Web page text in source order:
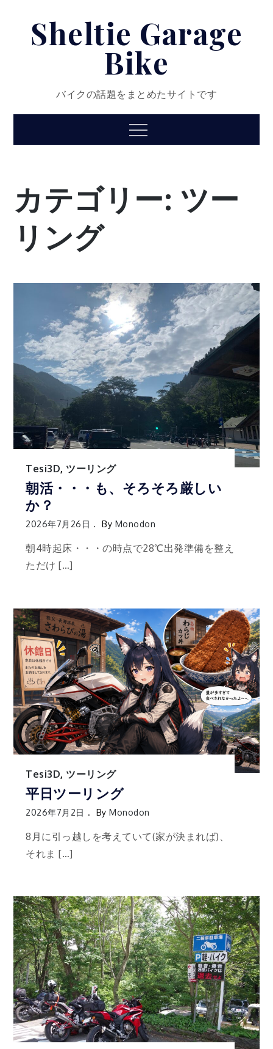
contentSheltie Garage
Bike
バイクの話題をまとめたサイトです
Menu
カテゴリー: ツー
リング
Tesi3D, ツーリング
朝活・・・も、そろそろ厳しい
か？
2026年7月26日 By Monodon
朝4時起床・・・の時点で28℃出発準備を整え
ただけ […]
Tesi3D, ツーリング
平日ツーリング
2026年7月2日 ByMonodon
8月に引っ越しを考えていて(家が決まれば)、
それま […]